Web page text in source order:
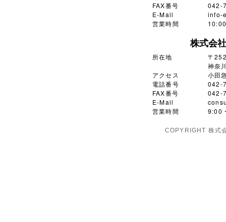
FAX番号
042-
E-Mail
info-
営業時間
株式会
所在地
〒
神奈
アクセス
小田
電話番号
042-
FAX番号
042-
E-Mail
営業時間
9:00
COPYRIGHT 株式